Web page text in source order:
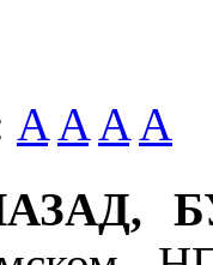
A A A A